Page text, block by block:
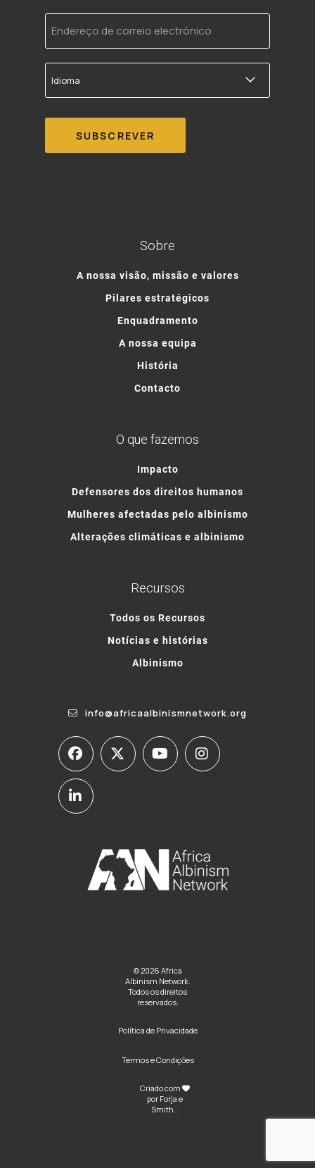
Endereço
de
correio
electrónico
Idioma
Sobre
A nossa visão, missão e valores
Pilares estratégicos
Enquadramento
A nossa equipa
História
Contacto
O que fazemos
Impacto
Defensores dos direitos humanos
Mulheres afectadas pelo albinismo
Alterações climáticas e albinismo
Recursos
Todos os Recursos
Notícias e histórias
Albinismo
info@africaalbinismnetwork.org
© 2026 Africa
Albinism Network.
Todos os direitos
reservados.
Política de Privacidade
Termos e Condições
Criado com
por Forja e
Smith